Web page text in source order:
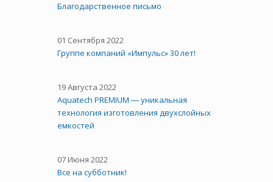
Благодарственное письмо
01 Сентября 2022
Группе компаний «Импульс» 30 лет!
19 Августа 2022
Aquatech PREMIUM ― уникальная
технология изготовления двухслойных
емкостей
07 Июня 2022
Все на субботник!